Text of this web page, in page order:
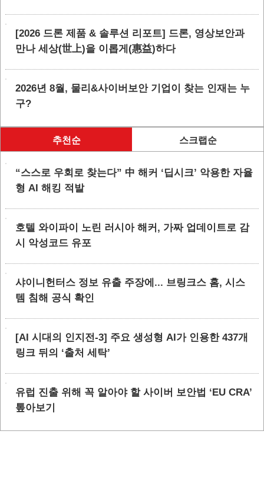
[2026 드론 제품 & 솔루션 리포트] 드론, 영상보안과
만나 세상(世上)을 이롭게(惠益)하다
2026년 8월, 물리&사이버보안 기업이 찾는 인재는 누
구?
추천순 스크랩순
“스스로 우회로 찾는다” 中 해커 ‘딥시크’ 악용한 자율
형 AI 해킹 적발
호텔 와이파이 노린 러시아 해커, 가짜 업데이트로 감
시 악성코드 유포
샤이니헌터스 정보 유출 주장에... 브링크스 홈, 시스
템 침해 공식 확인
[AI 시대의 인지전-3] 주요 생성형 AI가 인용한 437개
링크 뒤의 ‘출처 세탁’
유럽 진출 위해 꼭 알아야 할 사이버 보안법 ‘EU CRA’
톺아보기